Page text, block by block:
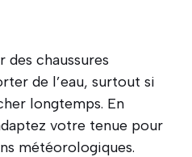
des chaussures
de l’eau, surtout si
longtemps. En
votre tenue pour
météorologiques.